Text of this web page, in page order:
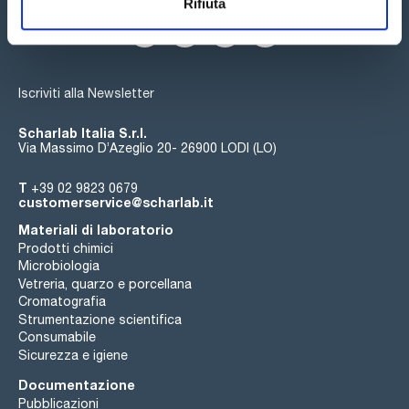
Iscriviti alla Newsletter
Scharlab Italia S.r.l.
Via Massimo D’Azeglio 20- 26900 LODI (LO)
T +39 02 9823 0679
customerservice@scharlab.it
Materiali di laboratorio
Prodotti chimici
Microbiologia
Vetreria, quarzo e porcellana
Cromatografia
Strumentazione scientifica
Consumabile
Sicurezza e igiene
Documentazione
Pubblicazioni